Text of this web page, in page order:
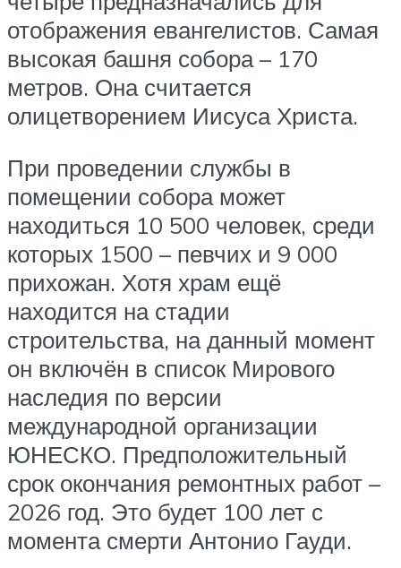
отображения евангелистов. Самая
высокая башня собора – 170
метров. Она считается
олицетворением Иисуса Христа.
При проведении службы в
помещении собора может
находиться 10 500 человек, среди
которых 1500 – певчих и 9 000
прихожан. Хотя храм ещё
находится на стадии
строительства, на данный момент
он включён в список Мирового
наследия по версии
международной организации
ЮНЕСКО. Предположительный
срок окончания ремонтных работ –
2026 год. Это будет 100 лет с
момента смерти Антонио Гауди.